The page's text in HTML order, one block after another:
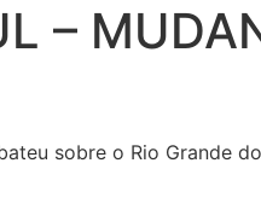
–
sobre o Rio Grande